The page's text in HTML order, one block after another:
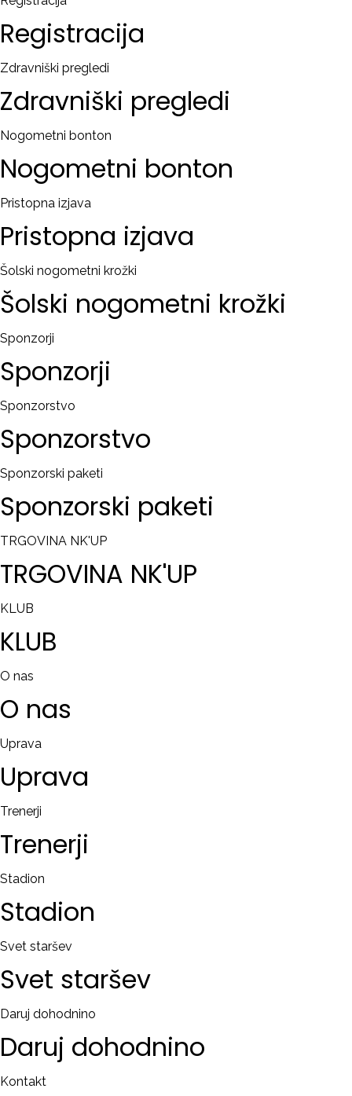
Registracija
Zdravniški pregledi
Zdravniški pregledi
Nogometni bonton
Nogometni bonton
Pristopna izjava
Pristopna izjava
Šolski nogometni krožki
Šolski nogometni krožki
Sponzorji
Sponzorji
Sponzorstvo
Sponzorstvo
Sponzorski paketi
Sponzorski paketi
TRGOVINA NK'UP
TRGOVINA NK'UP
KLUB
KLUB
O nas
O nas
Uprava
Uprava
Trenerji
Trenerji
Stadion
Stadion
Svet staršev
Svet staršev
Daruj dohodnino
Daruj dohodnino
Kontakt